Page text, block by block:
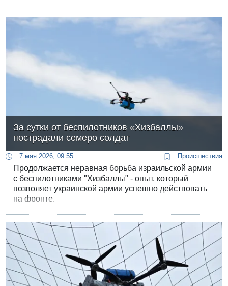
За сутки от беспилотников «Хизбаллы»
пострадали семеро солдат
7 мая 2026, 09:55 Происшествия
Продолжается неравная борьба израильской армии
с беспилотниками "Хизбаллы" - опыт, который
позволяет украинской армии успешно действовать
на фронте.